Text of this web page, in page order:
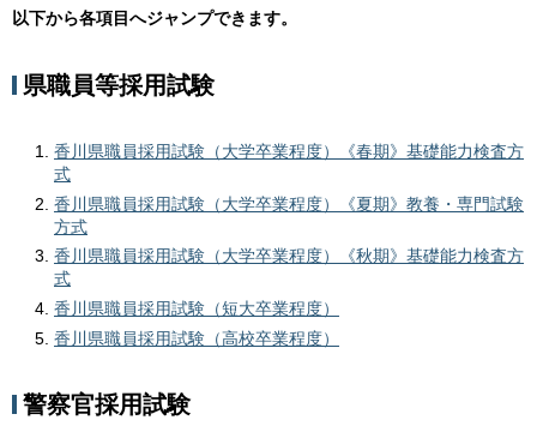
以下から各項目へジャンプできます。
県職員等採用試験
香川県職員採用試験（大学卒業程度）《春期》基礎能力検査方
式
香川県職員採用試験（大学卒業程度）《夏期》教養・専門試験
方式
香川県職員採用試験（大学卒業程度）《秋期》基礎能力検査方
式
香川県職員採用試験（短大卒業程度）
香川県職員採用試験（高校卒業程度）
警察官採用試験